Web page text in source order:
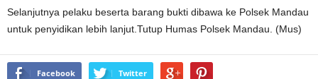
Selanjutnya pelaku beserta barang bukti dibawa ke Polsek Mandau
untuk penyidikan lebih lanjut.Tutup Humas Polsek Mandau. (Mus)
Facebook Twitter